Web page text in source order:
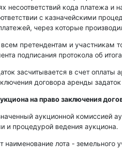
несоответствий кода платежа и
с казначейскими
через которые
претендентам и участникам
подписания протокола об
засчитывается в счет оплаты
договора аренды
на право заключения
аукционной комиссией
и процедурой ведения аукциона.
наименование лота - земельного